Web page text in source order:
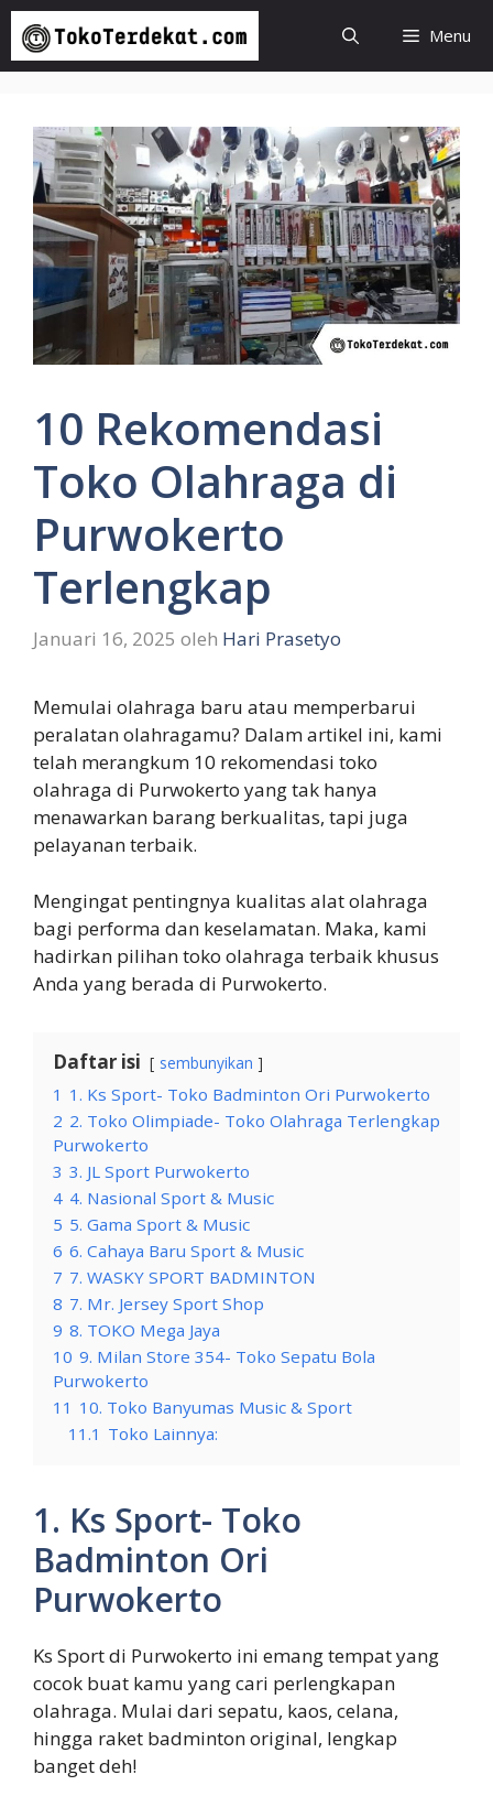
Langsung
isi
Menu
10 Rekomendasi
Toko Olahraga di
Purwokerto
Terlengkap
Januari 16, 2025 oleh Hari Prasetyo
Memulai olahraga baru atau memperbarui
peralatan olahragamu? Dalam artikel ini, kami
telah merangkum 10 rekomendasi toko
olahraga di Purwokerto yang tak hanya
menawarkan barang berkualitas, tapi juga
pelayanan terbaik.
Mengingat pentingnya kualitas alat olahraga
bagi performa dan keselamatan. Maka, kami
hadirkan pilihan toko olahraga terbaik khusus
Anda yang berada di Purwokerto.
Daftar isi sembunyikan
1 1. Ks Sport- Toko Badminton Ori Purwokerto
2 2. Toko Olimpiade- Toko Olahraga Terlengkap
Purwokerto
3 3. JL Sport Purwokerto
4 4. Nasional Sport & Music
5 5. Gama Sport & Music
6 6. Cahaya Baru Sport & Music
7 7. WASKY SPORT BADMINTON
8 7. Mr. Jersey Sport Shop
9 8. TOKO Mega Jaya
10 9. Milan Store 354- Toko Sepatu Bola
Purwokerto
11 10. Toko Banyumas Music & Sport
11.1 Toko Lainnya:
1. Ks Sport- Toko
Badminton Ori
Purwokerto
Ks Sport di Purwokerto ini emang tempat yang
cocok buat kamu yang cari perlengkapan
olahraga. Mulai dari sepatu, kaos, celana,
hingga raket badminton original, lengkap
banget deh!